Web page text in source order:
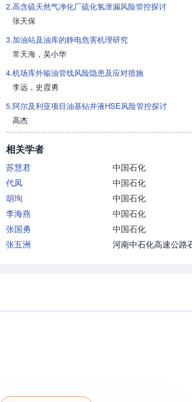
2.高含硫天然气净化厂硫化氢泄漏风险管控探讨
张天保
3.加油站及油库的静电危害机理研究
常天海 ， 吴小华
4.机场库外输油管线风险隐患及应对措施
李远 ， 史霞勇
5.阿尔及利亚项目油基钻井液HSE风险管控探讨
高杰
相关学者
苏慧君
中国石化
代凤
中国石化
胡珣
中国石化
李海燕
中国石化
张国勇
中国石化
张五洲